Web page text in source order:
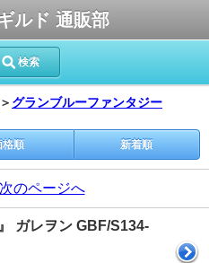
ルド 通販部
検索
＞ グランブルーファンタジー
格順 新着順
次のページへ
ガレヲン GBF/S134-